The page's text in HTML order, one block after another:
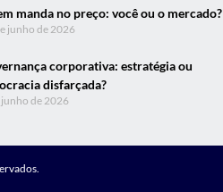
manda no preço: você ou o mercado?
junho de 2026
corporativa: estratégia ou
disfarçada?
junho de 2026